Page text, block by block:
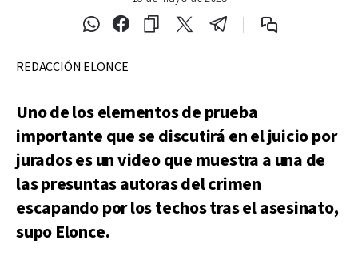
REDACCIÓN ELONCE
Uno de los elementos de prueba
importante que se discutirá en el juicio por
jurados es un video que muestra a una de
las presuntas autoras del crimen
escapando por los techos tras el asesinato,
supo Elonce.